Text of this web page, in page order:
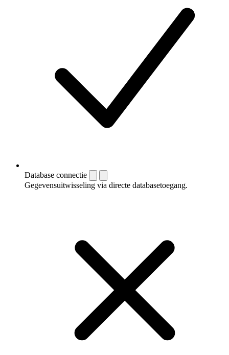
Database connectie
Gegevensuitwisseling via directe databasetoegang.